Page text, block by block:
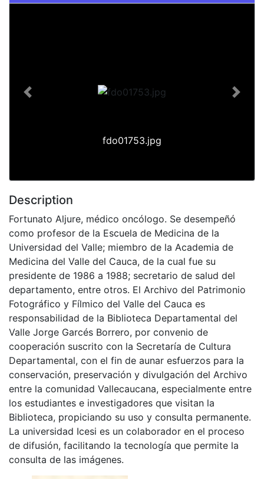
fdo01753.jpg
Previous Next
Description
Fortunato Aljure, médico oncólogo. Se desempeñó
como profesor de la Escuela de Medicina de la
Universidad del Valle; miembro de la Academia de
Medicina del Valle del Cauca, de la cual fue su
presidente de 1986 a 1988; secretario de salud del
departamento, entre otros. El Archivo del Patrimonio
Fotográfico y Fílmico del Valle del Cauca es
responsabilidad de la Biblioteca Departamental del
Valle Jorge Garcés Borrero, por convenio de
cooperación suscrito con la Secretaría de Cultura
Departamental, con el fin de aunar esfuerzos para la
conservación, preservación y divulgación del Archivo
entre la comunidad Vallecaucana, especialmente entre
los estudiantes e investigadores que visitan la
Biblioteca, propiciando su uso y consulta permanente.
La universidad Icesi es un colaborador en el proceso
de difusión, facilitando la tecnología que permite la
consulta de las imágenes.